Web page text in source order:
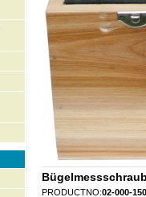
PRODUCTNO:02-000-